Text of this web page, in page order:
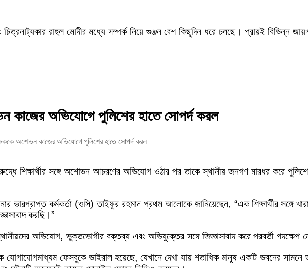
রাহুল মোদীর মধ্যে সম্পর্ক নিয়ে গুঞ্জন বেশ কিছুদিন ধরে চলছে। প্রায়ই বিভিন্ন
কাজের অভিযোগে পুলিশের হাতে সোপর্দ করল
অশোভন কাজের অভিযোগে পুলিশের হাতে সোপর্দ করল
শিক্ষার্থীর সঙ্গে অশোভন আচরণের অভিযোগ ওঠার পর তাকে স্থানীয় জনগণ মারধর করে
ভারপ্রাপ্ত কর্মকর্তা (ওসি) তাইফুর রহমান প্রথম আলোকে জানিয়েছেন, “এক শিক্ষার্থীর সঙ্গে
করছি।”
অভিযোগ, ভুক্তভোগীর বক্তব্য এবং অভিযুক্তের সঙ্গে জিজ্ঞাসাবাদ করে পরবর্তী পদক্ষেপ
যোগাযোগমাধ্যম ফেসবুকে ভাইরাল হয়েছে, যেখানে দেখা যায় শতাধিক মানুষ একটি ভবনের